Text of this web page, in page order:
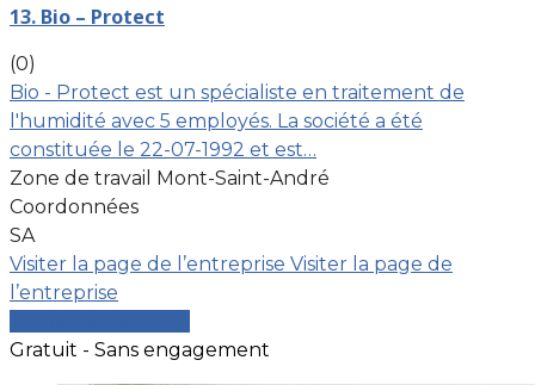
13. Bio – Protect
(0)
Bio - Protect est un spécialiste en traitement de
l'humidité avec 5 employés. La société a été
constituée le 22-07-1992 et est…
Zone de travail Mont-Saint-André
Coordonnées
SA
Visiter la page de l’entreprise Visiter la page de
l’entreprise
Gratuit - Sans engagement